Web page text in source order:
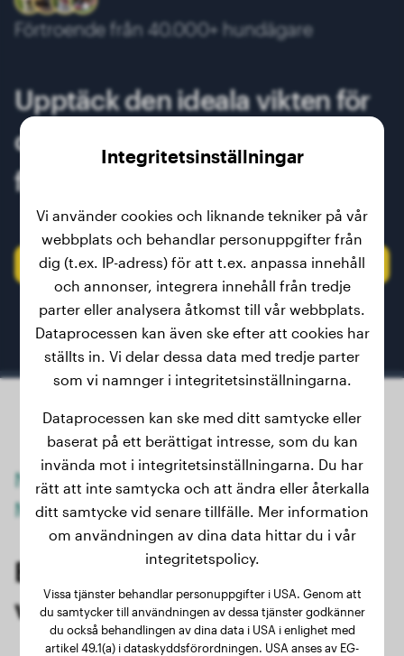
10 månader
10.55 kg
13 månader 11.00 kg
Förtroende från 40.000+ hundägare
Upptäck den ideala vikten för
din Mudi och följ hans
framsteg!
Registrera din hund eller valp
Noggrann förutsägelse av slutvikt för
Mudis
Beräkna slutvikten för Mudi-
valpar och unghundar
Integritetsinställningar
Vi använder cookies och liknande tekniker på vår
webbplats och behandlar personuppgifter från
dig (t.ex. IP-adress) för att t.ex. anpassa innehåll
och annonser, integrera innehåll från tredje
parter eller analysera åtkomst till vår webbplats.
Dataprocessen kan även ske efter att cookies har
ställts in. Vi delar dessa data med tredje parter
som vi namnger i integritetsinställningarna.
Dataprocessen kan ske med ditt samtycke eller
baserat på ett berättigat intresse, som du kan
invända mot i integritetsinställningarna. Du har
rätt att inte samtycka och att ändra eller återkalla
ditt samtycke vid senare tillfälle. Mer information
om användningen av dina data hittar du i vår
integritetspolicy.
Vissa tjänster behandlar personuppgifter i USA. Genom att
du samtycker till användningen av dessa tjänster godkänner
du också behandlingen av dina data i USA i enlighet med
artikel 49.1(a) i dataskyddsförordningen. USA anses av EG-